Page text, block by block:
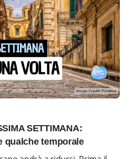
SETTIMANA:
qualche temporale